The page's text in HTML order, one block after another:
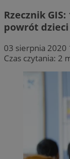
Rzecznik
powrót dzieci
03 sierpnia 2020
Czas czytania: 2